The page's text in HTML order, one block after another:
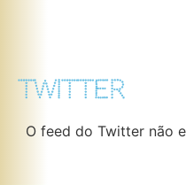
TWITTER
O feed do Twitter não